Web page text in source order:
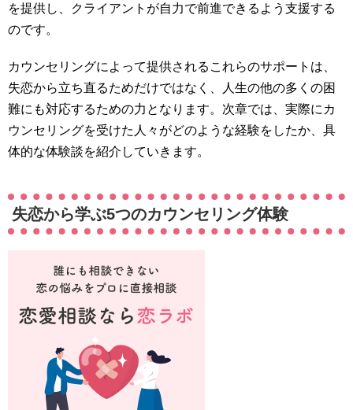
を提供し、クライアントが自力で前進できるよう支援する
のです。
カウンセリングによって提供されるこれらのサポートは、
失恋から立ち直るためだけではなく、人生の他の多くの困
難にも対応するための力となります。次章では、実際にカ
ウンセリングを受けた人々がどのような経験をしたか、具
体的な体験談を紹介していきます。
失恋から学ぶ5つのカウンセリング体験